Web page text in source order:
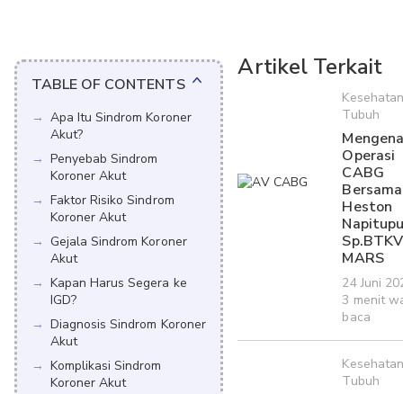
TABLE OF CONTENTS
Apa Itu Sindrom Koroner
Akut?
Penyebab Sindrom
Koroner Akut
Faktor Risiko Sindrom
Koroner Akut
Gejala Sindrom Koroner
Akut
Kapan Harus Segera ke
IGD?
Diagnosis Sindrom Koroner
Akut
Komplikasi Sindrom
Koroner Akut
Artikel Terkait
Kesehatan
Tubuh
Operasi
CABG
Heston
MARS
24 Juni
3 menit
baca
Kesehatan
Tubuh